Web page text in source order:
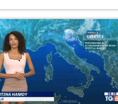
prossima